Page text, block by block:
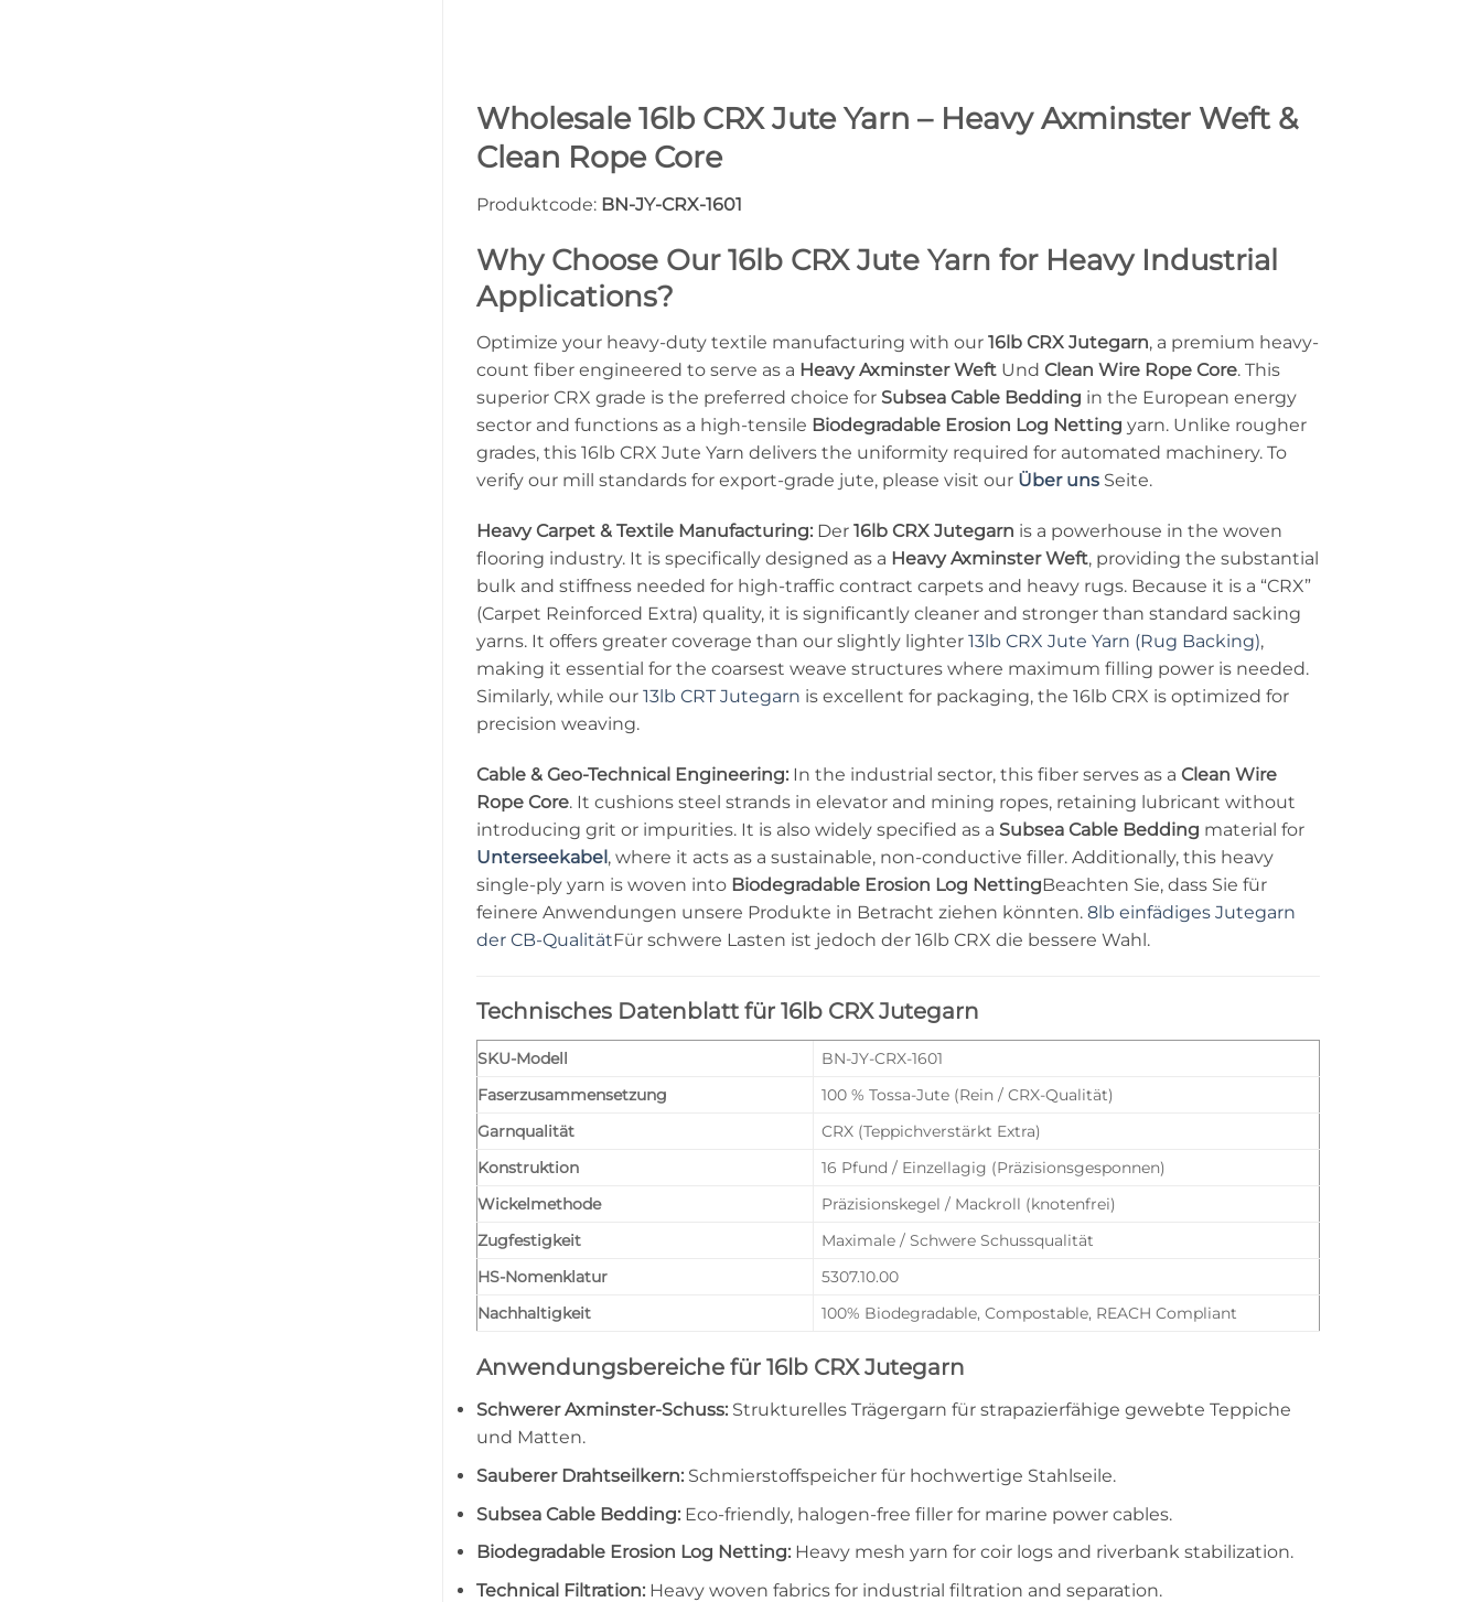
Wholesale 16lb CRX Jute Yarn – Heavy Axminster Weft &
Clean Rope Core
Produktcode: BN-JY-CRX-1601
Why Choose Our 16lb CRX Jute Yarn for Heavy Industrial
Applications?
Optimize your heavy-duty textile manufacturing with our 16lb CRX Jutegarn, a premium heavy-
count fiber engineered to serve as a Heavy Axminster Weft Und Clean Wire Rope Core. This
superior CRX grade is the preferred choice for Subsea Cable Bedding in the European energy
sector and functions as a high-tensile Biodegradable Erosion Log Netting yarn. Unlike rougher
grades, this 16lb CRX Jute Yarn delivers the uniformity required for automated machinery. To
verify our mill standards for export-grade jute, please visit our Über uns Seite.
Heavy Carpet & Textile Manufacturing: Der 16lb CRX Jutegarn is a powerhouse in the woven
flooring industry. It is specifically designed as a Heavy Axminster Weft, providing the substantial
bulk and stiffness needed for high-traffic contract carpets and heavy rugs. Because it is a “CRX”
(Carpet Reinforced Extra) quality, it is significantly cleaner and stronger than standard sacking
yarns. It offers greater coverage than our slightly lighter 13lb CRX Jute Yarn (Rug Backing),
making it essential for the coarsest weave structures where maximum filling power is needed.
Similarly, while our 13lb CRT Jutegarn is excellent for packaging, the 16lb CRX is optimized for
precision weaving.
Cable & Geo-Technical Engineering: In the industrial sector, this fiber serves as a Clean Wire
Rope Core. It cushions steel strands in elevator and mining ropes, retaining lubricant without
introducing grit or impurities. It is also widely specified as a Subsea Cable Bedding material for
Unterseekabel, where it acts as a sustainable, non-conductive filler. Additionally, this heavy
single-ply yarn is woven into Biodegradable Erosion Log NettingBeachten Sie, dass Sie für
feinere Anwendungen unsere Produkte in Betracht ziehen könnten. 8lb einfädiges Jutegarn
der CB-QualitätFür schwere Lasten ist jedoch der 16lb CRX die bessere Wahl.
Technisches Datenblatt für 16lb CRX Jutegarn
SKU-Modell
BN-JY-CRX-1601
Faserzusammensetzung
100 % Tossa-Jute (Rein / CRX-Qualität)
Garnqualität
CRX (Teppichverstärkt Extra)
Konstruktion
16 Pfund / Einzellagig (Präzisionsgesponnen)
Wickelmethode
Präzisionskegel / Mackroll (knotenfrei)
Zugfestigkeit
Maximale / Schwere Schussqualität
HS-Nomenklatur
5307.10.00
Nachhaltigkeit
100% Biodegradable, Compostable, REACH Compliant
Anwendungsbereiche für 16lb CRX Jutegarn
Schwerer Axminster-Schuss: Strukturelles Trägergarn für strapazierfähige gewebte Teppiche
und Matten.
Sauberer Drahtseilkern: Schmierstoffspeicher für hochwertige Stahlseile.
Subsea Cable Bedding: Eco-friendly, halogen-free filler for marine power cables.
Biodegradable Erosion Log Netting: Heavy mesh yarn for coir logs and riverbank stabilization.
Technical Filtration: Heavy woven fabrics for industrial filtration and separation.